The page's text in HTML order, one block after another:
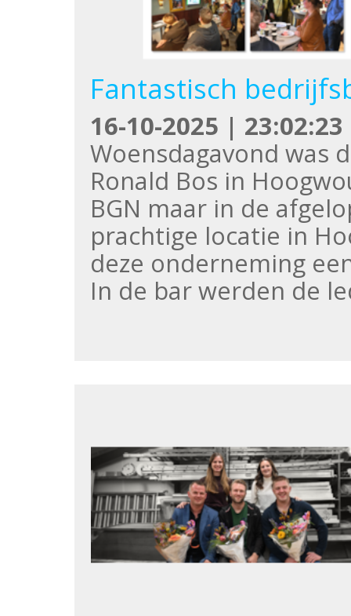
Fantastisch
16-10-2025 | 23:02:23
Woensdagavond was
Ronald Bos in
BGN maar in de
prachtige locatie in
deze onderneming
In de bar werden de